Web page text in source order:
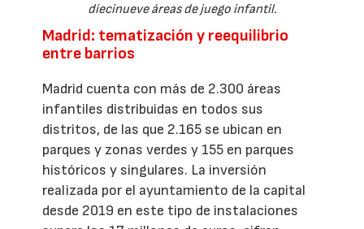
diecinueve áreas de juego infantil.
Madrid: tematización y reequilibrio
entre barrios
Madrid cuenta con más de 2.300 áreas
infantiles distribuidas en todos sus
distritos, de las que 2.165 se ubican en
parques y zonas verdes y 155 en parques
históricos y singulares. La inversión
realizada por el ayuntamiento de la capital
desde 2019 en este tipo de instalaciones